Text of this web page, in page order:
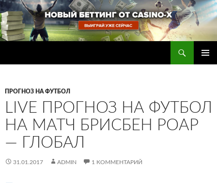
Перейти
к
содержимому
ПРОГНОЗ НА ФУТБОЛ
LIVE ПРОГНОЗ НА ФУТБОЛ
НА МАТЧ БРИСБЕН РОАР
— ГЛОБАЛ
31.01.2017 ADMIN 1 КОММЕНТАРИЙ